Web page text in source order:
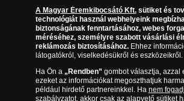
Gyakran ismételt kérdések
Adatkezelés
A Magyar Éremkibocsátó Kft.sütiket és
technológiát használ webhelyeink
biztonságának fenntartásához, webes
méréséhez, személyre szabott vásárlási
reklámozás biztosításához.Ehhez
látogatókról, viselkedésükről és eszközeikről.
Ha Ön a „Rendben”gombot választja, azzal
ezeket az információkat megoszthatjuk
például hirdető partnereinkkel. Ha nem
szabályzatot, akkor csak az alapvető sütiket